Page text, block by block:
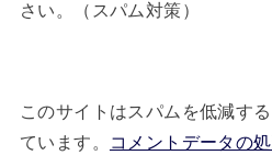
さい。（スパム対策）
このサイトはスパムを低減す
ています。
コメントデータの